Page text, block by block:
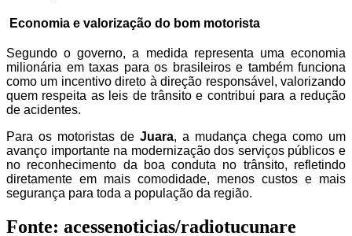
Economia e valorização do bom motorista
Segundo o governo, a medida representa uma economia
milionária em taxas para os brasileiros e também funciona
como um incentivo direto à direção responsável, valorizando
quem respeita as leis de trânsito e contribui para a redução
de acidentes.
Para os motoristas de Juara, a mudança chega como um
avanço importante na modernização dos serviços públicos e
no reconhecimento da boa conduta no trânsito, refletindo
diretamente em mais comodidade, menos custos e mais
segurança para toda a população da região.
Fonte: acessenoticias/radiotucunare